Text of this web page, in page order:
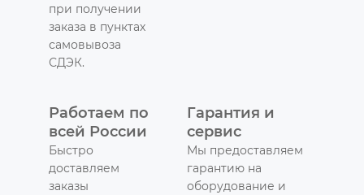
при получении
заказа в пунктах
самовывоза
СДЭК.
Работаем по
всей России
Быстро
доставляем
заказы
Гарантия и
сервис
Мы предоставляем
гарантию на
оборудование и